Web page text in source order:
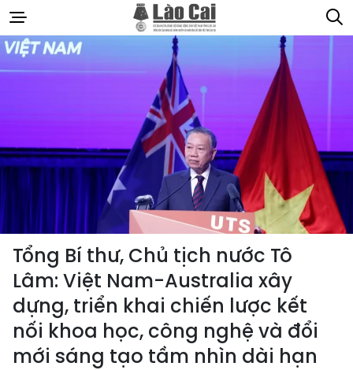
Tổng Bí thư, Chủ tịch nước Tô
Lâm: Việt Nam-Australia xây
dựng, triển khai chiến lược kết
nối khoa học, công nghệ và đổi
mới sáng tạo tầm nhìn dài hạn